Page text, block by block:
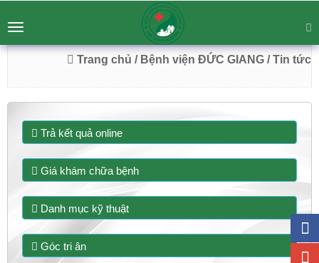
BỆNH VIỆN ĐA KHOA ĐỨC GIANG
Chuyên Sâu - Tận Tâm - Vươn Tầm
54 Trường Lâm, Việt Hưng, Hà Nội
Toggle
navigation
Trang chủ / Bệnh viện ĐỨC GIANG / Tin tức
Trả kết quả online
Giá khám chữa bệnh
Danh mục kỹ thuật
Góc tri ân